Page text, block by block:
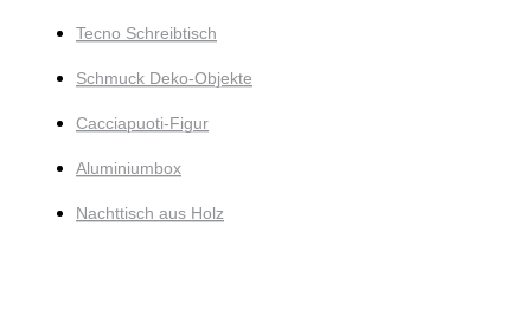
Tecno Schreibtisch
Schmuck Deko-Objekte
Cacciapuoti-Figur
Aluminiumbox
Nachttisch aus Holz